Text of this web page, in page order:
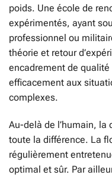
poids. Une école de
expérimentés, ayant
professionnel ou
théorie et retour
encadrement de
efficacement aux
complexes.
Au-delà de l’humain, la
toute la différence. La
régulièrement
optimal et sûr. Par